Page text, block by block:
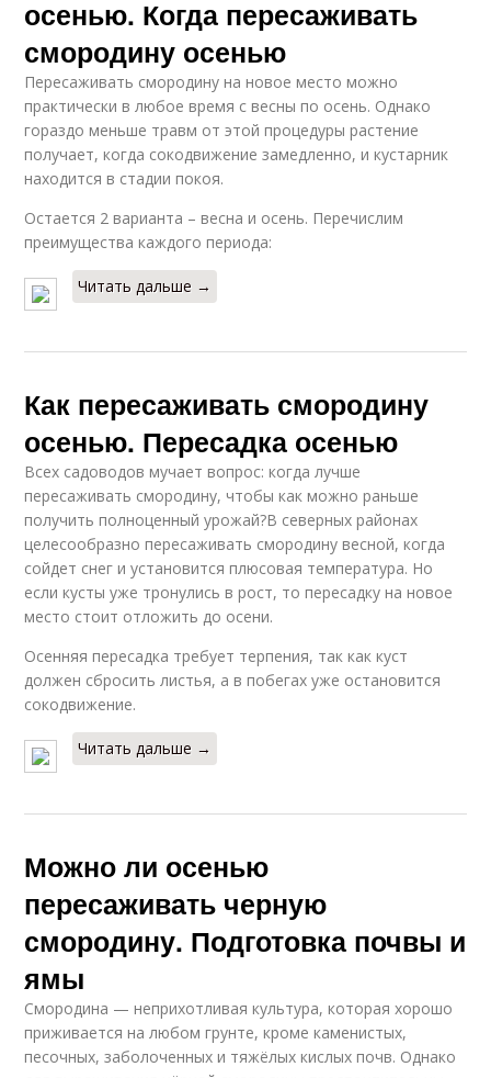
осенью. Когда пересаживать
смородину осенью
Пересаживать смородину на новое место можно
практически в любое время с весны по осень. Однако
гораздо меньше травм от этой процедуры растение
получает, когда сокодвижение замедленно, и кустарник
находится в стадии покоя.
Остается 2 варианта – весна и осень. Перечислим
преимущества каждого периода:
Читать дальше →
Как пересаживать смородину
осенью. Пересадка осенью
Всех садоводов мучает вопрос: когда лучше
пересаживать смородину, чтобы как можно раньше
получить полноценный урожай?В северных районах
целесообразно пересаживать смородину весной, когда
сойдет снег и установится плюсовая температура. Но
если кусты уже тронулись в рост, то пересадку на новое
место стоит отложить до осени.
Осенняя пересадка требует терпения, так как куст
должен сбросить листья, а в побегах уже остановится
сокодвижение.
Читать дальше →
Можно ли осенью
пересаживать черную
смородину. Подготовка почвы и
ямы
Смородина — неприхотливая культура, которая хорошо
приживается на любом грунте, кроме каменистых,
песочных, заболоченных и тяжёлых кислых почв. Однако